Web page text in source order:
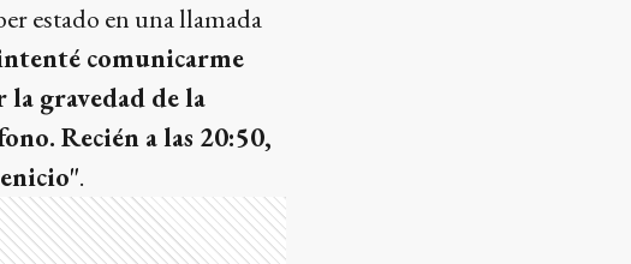
estado en una llamada
comunicarme
la gravedad de la
Recién a las 20:50,
.